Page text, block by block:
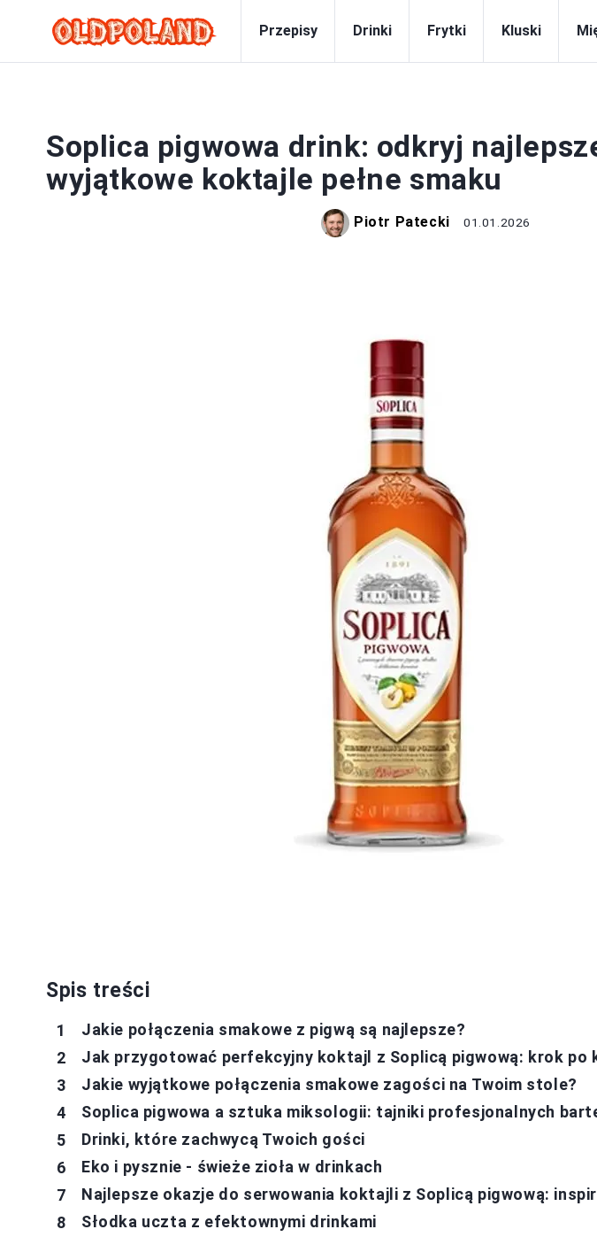
Przepisy Drinki Frytki Kluski
Soplica pigwowa drink: odkryj
wyjątkowe koktajle pełne smaku
Piotr Patecki 01.01.2026
Spis treści
Jakie połączenia smakowe z pigwą są najlepsze?
Jak przygotować perfekcyjny koktajl z Soplicą pigwową: krok po
Jakie wyjątkowe połączenia smakowe zagości na Twoim stole?
Soplica pigwowa a sztuka miksologii: tajniki profesjonalnych
Drinki, które zachwycą Twoich gości
Eko i pysznie - świeże zioła w drinkach
Najlepsze okazje do serwowania koktajli z Soplicą pigwową:
Słodka uczta z efektownymi drinkami